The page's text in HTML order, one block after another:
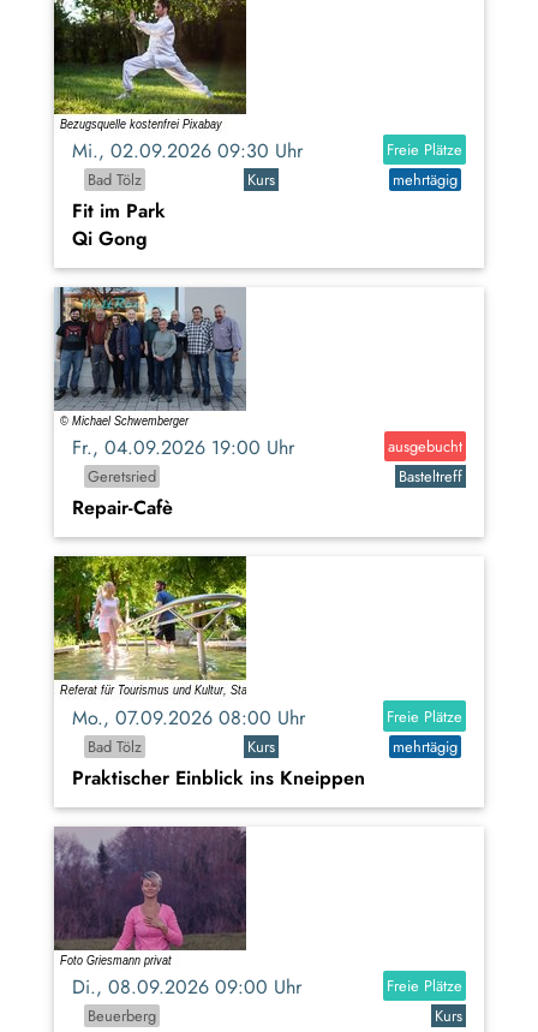
Mi., 02.09.2026 09:30 Uhr
Freie Plätze
Bad Tölz
Kurs mehrtägig
Fit im Park
Qi Gong
Fr., 04.09.2026 19:00 Uhr
ausgebucht
Geretsried
Basteltreff
Repair-Cafè
Mo., 07.09.2026 08:00 Uhr
Freie Plätze
Bad Tölz
Kurs mehrtägig
Praktischer Einblick ins Kneippen
Di., 08.09.2026 09:00 Uhr
Freie Plätze
Beuerberg
Kurs